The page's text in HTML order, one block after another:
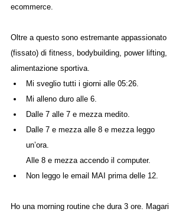
ecommerce.
Oltre a questo sono estremante appassionato
(fissato) di fitness, bodybuilding, power lifting,
alimentazione sportiva.
Mi sveglio tutti i giorni alle 05:26.
Mi alleno duro alle 6.
Dalle 7 alle 7 e mezza medito.
Dalle 7 e mezza alle 8 e mezza leggo
un’ora.
Alle 8 e mezza accendo il computer.
Non leggo le email MAI prima delle 12.
Ho una morning routine che dura 3 ore. Magari